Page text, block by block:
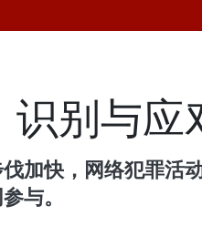
识别与
加快，网络犯罪活
与。